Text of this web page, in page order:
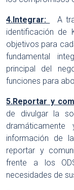
4.Integrar:
A
identificación de
objetivos para
fundamental
principal del
funciones para
5.Reportar y
de divulgar la
información de
reportar y
frente a los
necesidades de